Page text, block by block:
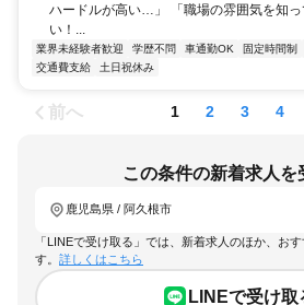
ハードルが高い…」 「職場の雰囲気を知
い！...
業界未経験者歓迎 学歴不問 車通勤OK 固定時間制
交通費支給
土日祝休み
前へ 1 2 3 4
この条件の新着求人を
鹿児島県 / 阿久根市
「LINEで受け取る」では、新着求人のほか、お
す。 詳しくはこちら
LINEで受け取